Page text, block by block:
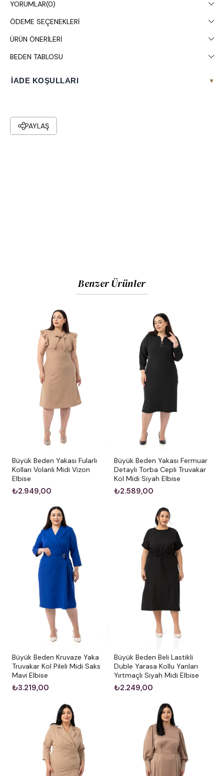
YORUMLAR(0)
ÖDEME SEÇENEKLERI
ÜRÜN ÖNERILERI
BEDEN TABLOSU
İADE KOŞULLARI ▾
PAYLAŞ
Benzer Ürünler
Büyük Beden Yakası Fularlı
Kolları Volanlı Midi Vizon
Elbise
₺2.949,00
Büyük Beden Yakası Fermuar
Detaylı Torba Cepli Truvakar
Kol Midi Siyah Elbise
₺2.589,00
Büyük Beden Kruvaze Yaka
Truvakar Kol Pileli Midi Saks
Mavi Elbise
₺3.219,00
Büyük Beden Beli Lastikli
Duble Yarasa Kollu Yanları
Yırtmaçlı Siyah Midi Elbise
₺2.249,00